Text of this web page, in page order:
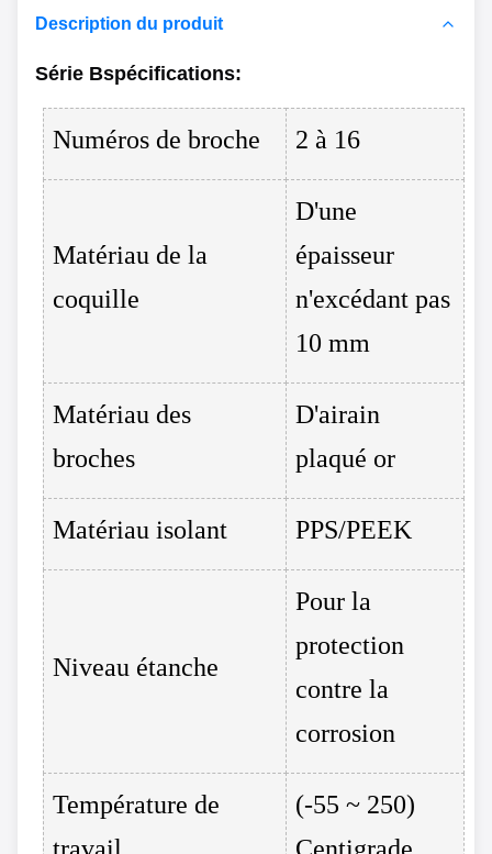
Description du produit
Série Bspécifications:
Numéros de broche 2 à 16
Matériau de la
coquille
D'une
épaisseur
n'excédant pas
10 mm
Matériau des
broches
D'airain
plaqué or
Matériau isolant PPS/PEEK
Niveau étanche
Pour la
protection
contre la
corrosion
Température de
(-55 ~ 250)